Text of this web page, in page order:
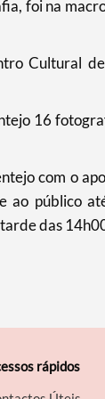
foi na
Cultural
16
com o
ao público
das
rápidos